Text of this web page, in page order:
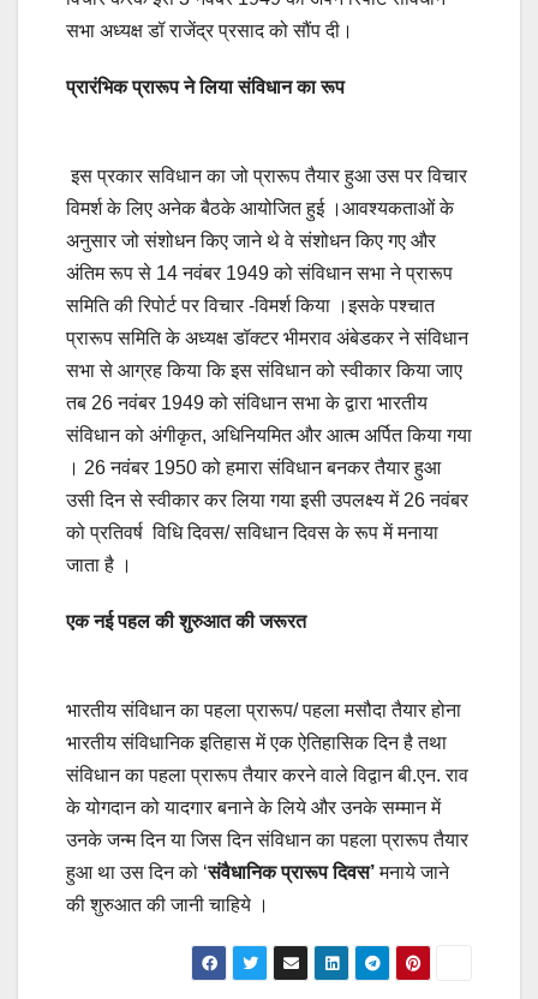
सभा अध्यक्ष डॉ राजेंद्र प्रसाद को सौंप दी।
प्रारंभिक प्रारूप ने लिया संविधान का रूप
इस प्रकार सविधान का जो प्रारूप तैयार हुआ उस पर विचार
विमर्श के लिए अनेक बैठके आयोजित हुई ।आवश्यकताओं के
अनुसार जो संशोधन किए जाने थे वे संशोधन किए गए और
अंतिम रूप से 14 नवंबर 1949 को संविधान सभा ने प्रारूप
समिति की रिपोर्ट पर विचार -विमर्श किया ।इसके पश्चात
प्रारूप समिति के अध्यक्ष डॉक्टर भीमराव अंबेडकर ने संविधान
सभा से आग्रह किया कि इस संविधान को स्वीकार किया जाए
तब 26 नवंबर 1949 को संविधान सभा के द्वारा भारतीय
संविधान को अंगीकृत, अधिनियमित और आत्म अर्पित किया गया
। 26 नवंबर 1950 को हमारा संविधान बनकर तैयार हुआ
उसी दिन से स्वीकार कर लिया गया इसी उपलक्ष्य में 26 नवंबर
को प्रतिवर्ष विधि दिवस/ सविधान दिवस के रूप में मनाया
जाता है ।
एक नई पहल की शुरुआत की जरूरत
भारतीय संविधान का पहला प्रारूप/ पहला मसौदा तैयार होना
भारतीय संविधानिक इतिहास में एक ऐतिहासिक दिन है तथा
संविधान का पहला प्रारूप तैयार करने वाले विद्वान बी.एन. राव
के योगदान को यादगार बनाने के लिये और उनके सम्मान में
उनके जन्म दिन या जिस दिन संविधान का पहला प्रारूप तैयार
हुआ था उस दिन को ‘संवैधानिक प्रारूप दिवस’मनाये जाने
की शुरुआत की जानी चाहिये ।